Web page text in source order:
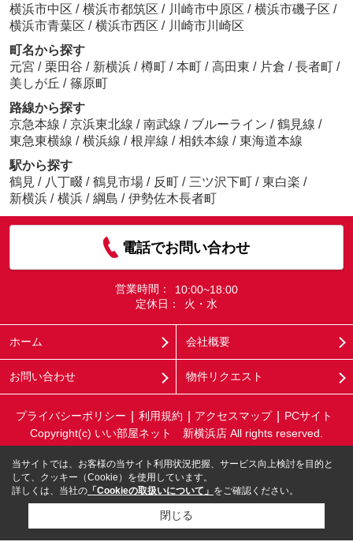
横浜市中区 / 横浜市都筑区 / 川崎市中原区 / 横浜市磯子区 /
横浜市青葉区 / 横浜市西区 / 川崎市川崎区
町名から探す
元宮 / 栗田谷 / 新横浜 / 樽町 / 本町 / 高田東 / 片倉 / 長者町 /
美しが丘 / 篠原町
路線から探す
京急本線 / 京浜東北線 / 南武線 / ブルーライン / 鶴見線 /
東急東横線 / 横浜線 / 根岸線 / 相鉄本線 / 東海道本線
駅から探す
鶴見 / 八丁畷 / 鶴見市場 / 反町 / 三ツ沢下町 / 東白楽 /
新横浜 / 横浜 / 綱島 / 伊勢佐木長者町
電話でお問い合わせ
営業時間：
10:00~18:00
定休日：
火・水
ホーム 会社概要
お問い合わせ 物件リクエスト
プライバシーポリシー 利用規約 アクセスマップ
PCサイト
Copyright(c) いい部屋ネット 新横浜店 All rights reserved.
当サイトでは、お客様の当サイト利用状況把握、サービス向上検討を目的と
して、クッキー（Cookie）を使用しています。
詳しくは、当社の 「Cookieの取扱いについて」 をご確認ください。
閉じる